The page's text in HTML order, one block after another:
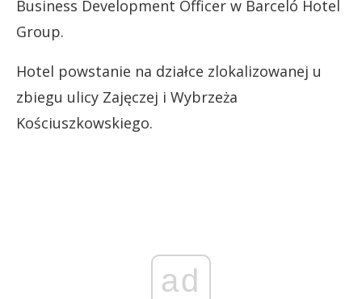
Business Development Officer w Barceló Hotel
Group.
Hotel powstanie na działce zlokalizowanej u
zbiegu ulicy Zajęczej i Wybrzeża
Kościuszkowskiego.
ad